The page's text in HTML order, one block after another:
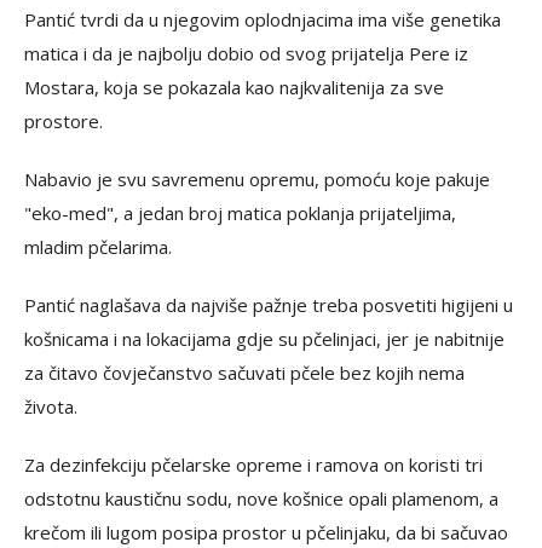
Pantić tvrdi da u njegovim oplodnjacima ima više genetika
matica i da je najbolju dobio od svog prijatelja Pere iz
Mostara, koja se pokazala kao najkvalitenija za sve
prostore.
Nabavio je svu savremenu opremu, pomoću koje pakuje
"eko-med", a jedan broj matica poklanja prijateljima,
mladim pčelarima.
Pantić naglašava da najviše pažnje treba posvetiti higijeni u
košnicama i na lokacijama gdje su pčelinjaci, jer je nabitnije
za čitavo čovječanstvo sačuvati pčele bez kojih nema
života.
Za dezinfekciju pčelarske opreme i ramova on koristi tri
odstotnu kaustičnu sodu, nove košnice opali plamenom, a
krečom ili lugom posipa prostor u pčelinjaku, da bi sačuvao